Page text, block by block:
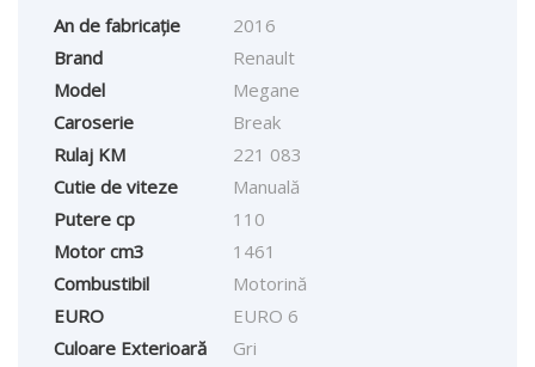
An de fabricație
2016
Brand
Renault
Model
Megane
Caroserie
Break
Rulaj KM
221 083
Cutie de viteze
Manuală
Putere cp
110
Motor cm3
1461
Combustibil
Motorină
EURO
EURO 6
Culoare Exterioară
Gri